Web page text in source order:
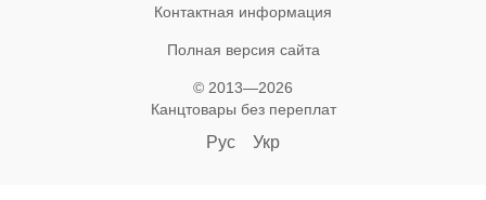
Контактная информация
Полная версия сайта
© 2013—2026
Канцтовары без переплат‎
Рус Укр